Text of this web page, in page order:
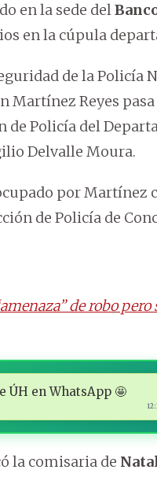
en la sede del
en la cúpula
de la Policía
Reyes pasa
de Policía del
Delvalle Moura.
por Martínez
de Policía de
de robo pero
ÚH en WhatsApp 🤩
la comisaria de